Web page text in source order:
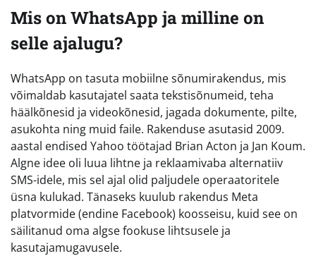
Mis on WhatsApp ja milline on
selle ajalugu?
WhatsApp on tasuta mobiilne sõnumirakendus, mis
võimaldab kasutajatel saata tekstisõnumeid, teha
häälkõnesid ja videokõnesid, jagada dokumente, pilte,
asukohta ning muid faile. Rakenduse asutasid 2009.
aastal endised Yahoo töötajad Brian Acton ja Jan Koum.
Algne idee oli luua lihtne ja reklaamivaba alternatiiv
SMS-idele, mis sel ajal olid paljudele operaatoritele
üsna kulukad. Tänaseks kuulub rakendus Meta
platvormide (endine Facebook) koosseisu, kuid see on
säilitanud oma algse fookuse lihtsusele ja
kasutajamugavusele.